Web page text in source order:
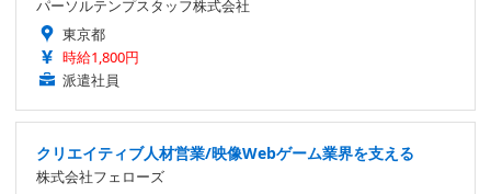
パーソルテンプスタッフ株式会社
東京都
時給1,800円
派遣社員
クリエイティブ人材営業/映像Webゲーム業界を支える
株式会社フェローズ